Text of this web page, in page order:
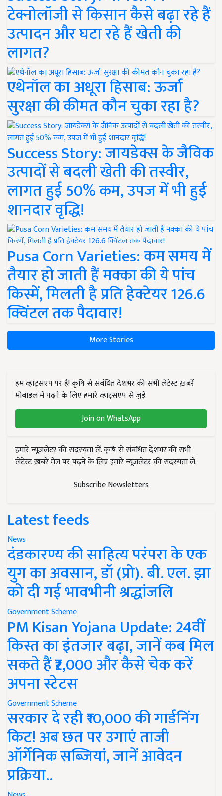
टेक्नोलॉजी से किसान कैसे बढ़ा रहे हैं
उत्पादन और घटा रहे हैं खेती की
लागत?
एथेनॉल का अधूरा हिसाब: ऊर्जा
सुरक्षा की कीमत कौन चुका रहा है?
Success Story: जायडेक्स के जैविक
उत्पादों से बदली खेती की तस्वीर,
लागत हुई 50% कम, उपज में भी हुई
शानदार वृद्धि!
Pusa Corn Varieties: कम समय में
तैयार हो जाती हैं मक्का की ये पांच
किस्में, मिलती है प्रति हेक्टेयर 126.6
क्विंटल तक पैदावार!
More Stories
हम व्हाट्सएप पर हैं! कृषि से संबंधित देशभर की सभी लेटेस्ट ख़बरें
मोबाइल में पढ़ने के लिए हमारे व्हाट्सएप से जुड़ें.
Join on WhatsApp
हमारे न्यूज़लेटर की सदस्यता लें. कृषि से संबंधित देशभर की सभी
लेटेस्ट ख़बरें मेल पर पढ़ने के लिए हमारे न्यूज़लेटर की सदस्यता लें.
Subscribe Newsletters
Latest feeds
News
दंडकारण्य की साहित्य परंपरा के एक
युग का अवसान, डॉ (प्रो). बी. एल. झा
को दी गई भावभीनी श्रद्धांजलि
Government Scheme
PM Kisan Yojana Update: 24वीं
किस्त का इंतजार बढ़ा, जानें कब मिल
सकते हैं ₹2,000 और कैसे चेक करें
अपना स्टेटस
Government Scheme
सरकार दे रही ₹10,000 की गार्डनिंग
किट! अब छत पर उगाएं ताजी
ऑर्गेनिक सब्जियां, जानें आवेदन
प्रक्रिया..